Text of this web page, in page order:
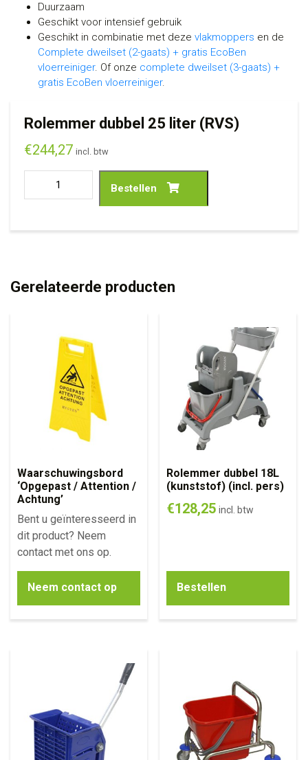
Duurzaam
Geschikt voor intensief gebruik
Geschikt in combinatie met deze vlakmoppers en de
Complete dweilset (2-gaats) + gratis EcoBen
vloerreiniger. Of onze complete dweilset (3-gaats) +
gratis EcoBen vloerreiniger.
Rolemmer dubbel 25 liter (RVS)
€244,27 incl. btw
Bestellen
Gerelateerde producten
Waarschuwingsbord
‘Opgepast / Attention /
Achtung’
Bent u geïnteresseerd in
dit product? Neem
contact met ons op.
Neem contact op
Rolemmer dubbel 18L
(kunststof) (incl. pers)
€128,25 incl. btw
Bestellen